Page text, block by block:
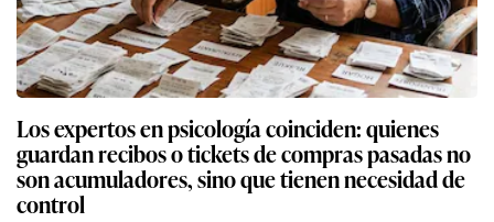
Los expertos en psicología coinciden: quienes
guardan recibos o tickets de compras pasadas no
son acumuladores, sino que tienen necesidad de
control